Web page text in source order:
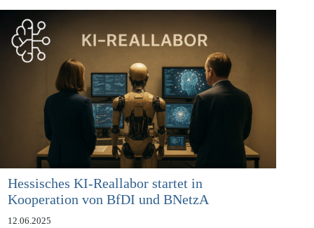
Hessisches KI-Reallabor startet in
Kooperation von BfDI und BNetzA
12.06.2025